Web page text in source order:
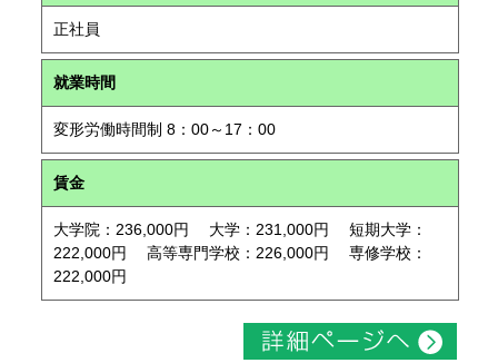
正社員
就業時間
変形労働時間制 8：00～17：00
賃金
大学院：236,000円 大学：231,000円 短期大学：
222,000円 高等専門学校：226,000円 専修学校：
222,000円